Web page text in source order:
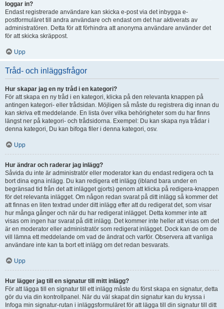
loggar in?
Endast registrerade användare kan skicka e-post via det inbygga e-
postformuläret till andra användare och endast om det har aktiverats av
administratören. Detta för att förhindra att anonyma användare använder det
för att skicka skräppost.
Upp
Tråd- och inläggsfrågor
Hur skapar jag en ny tråd i en kategori?
För att skapa en ny tråd i en kategori, klicka på den relevanta knappen på
antingen kategori- eller trådsidan. Möjligen så måste du registrera dig innan du
kan skriva ett meddelande. En lista över vilka behörigheter som du har finns
längst ner på kategori- och trådsidorna. Exempel: Du kan skapa nya trådar i
denna kategori, Du kan bifoga filer i denna kategori, osv.
Upp
Hur ändrar och raderar jag inlägg?
Såvida du inte är administratör eller moderator kan du endast redigera och ta
bort dina egna inlägg. Du kan redigera ett inlägg (ibland bara under en
begränsad tid från det att inlägget gjorts) genom att klicka på redigera-knappen
för det relevanta inlägget. Om någon redan svarat på ditt inlägg så kommer det
att finnas en liten textrad under ditt inlägg efter att du redigerat det, som visar
hur många gånger och när du har redigerat inlägget. Detta kommer inte att
visas om ingen har svarat på ditt inlägg. Det kommer inte heller att visas om det
är en moderator eller administratör som redigerat inlägget. Dock kan de om de
vill lämna ett meddelande om vad de ändrat och varför. Observera att vanliga
användare inte kan ta bort ett inlägg om det redan besvarats.
Upp
Hur lägger jag till en signatur till mitt inlägg?
För att lägga till en signatur till ett inlägg måste du först skapa en signatur, detta
gör du via din kontrollpanel. När du väl skapat din signatur kan du kryssa i
Infoga min signatur-rutan i inläggsformuläret för att lägga till din signatur till ditt